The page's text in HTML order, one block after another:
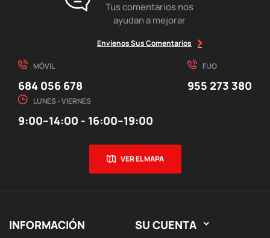
Tus comentarios nos
ayudan a mejorar
Envíenos Sus Comentarios
MÓVIL
684 056 678
FIJO
955 273 380
LUNES - VIERNES
9:00–14:00 - 16:00–19:00
VER EL MAPA
INFORMACIÓN SU CUENTA 